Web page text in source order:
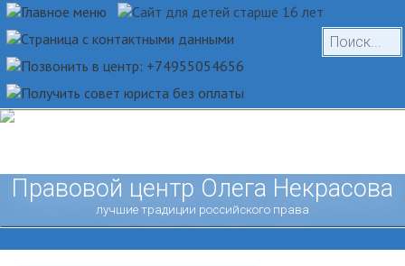
Правовой центр Олега Некрасова
лучшие традиции российского права